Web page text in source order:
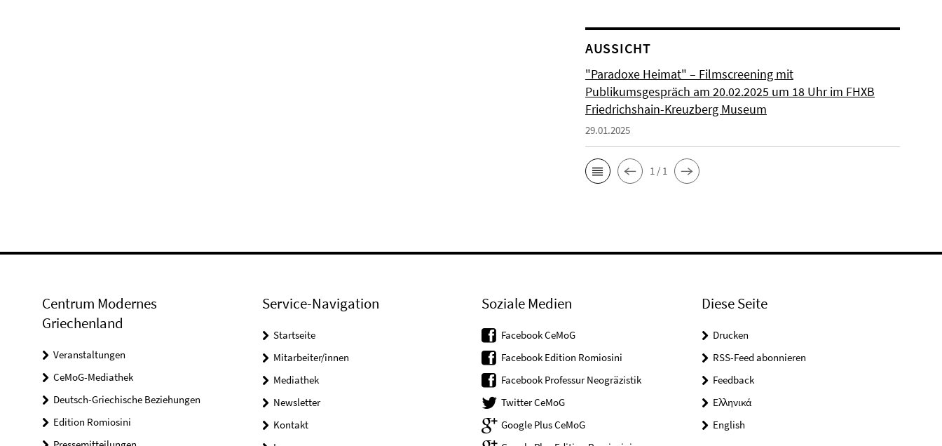
AUSSICHT
"Paradoxe Heimat" – Filmscreening mit
Publikumsgespräch am 20.02.2025 um 18 Uhr im FHXB
Friedrichshain-Kreuzberg Museum
29.01.2025
1 / 1
Centrum Modernes
Griechenland
Veranstaltungen
CeMoG-Mediathek
Deutsch-Griechische Beziehungen
Edition Romiosini
Service-Navigation
Startseite
Mitarbeiter/innen
Mediathek
Newsletter
Kontakt
Soziale Medien
Facebook CeMoG
Facebook Edition Romiosini
Facebook Professur Neogräzistik
Twitter CeMoG
Google Plus CeMoG
Diese Seite
Drucken
RSS-Feed abonnieren
Feedback
Ελληνικά
English